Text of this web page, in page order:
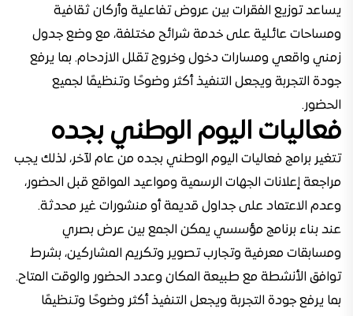
يساعد توزيع الفقرات بين عروض تفاعلية وأركان ثقافية
ومساحات عائلية على خدمة شرائح مختلفة، مع وضع جدول
زمني واقعي ومسارات دخول وخروج تقلل الازدحام. بما يرفع
جودة التجربة ويجعل التنفيذ أكثر وضوحًا وتنظيمًا لجميع
الحضور.
فعاليات اليوم الوطني بجده
تتغير برامج فعاليات اليوم الوطني بجده من عام لآخر، لذلك يجب
مراجعة إعلانات الجهات الرسمية ومواعيد المواقع قبل الحضور،
وعدم الاعتماد على جداول قديمة أو منشورات غير محدثة.
عند بناء برنامج مؤسسي يمكن الجمع بين عرض بصري
ومسابقات معرفية وتجارب تصوير وتكريم المشاركين، بشرط
توافق الأنشطة مع طبيعة المكان وعدد الحضور والوقت المتاح.
بما يرفع جودة التجربة ويجعل التنفيذ أكثر وضوحًا وتنظيمًا